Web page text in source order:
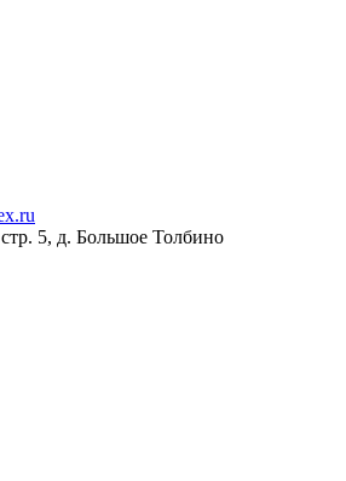
5, д. Большое Толбино